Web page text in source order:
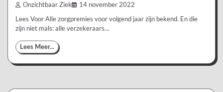
Onzichtbaar Ziek 14 november 2022
Lees Voor Alle zorgpremies voor volgend jaar zijn bekend. En die
zijn niet mals: alle verzekeraars…
Lees Meer...